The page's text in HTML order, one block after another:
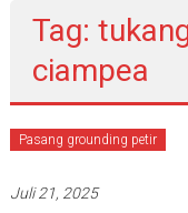
Tag:
ciampea
Pasang grounding petir
Juli 21, 2025